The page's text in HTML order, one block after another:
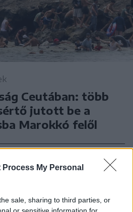
Process My Personal
sale, sharing to third parties, or
Ceutában: több
jutott be a
Marokkó felől